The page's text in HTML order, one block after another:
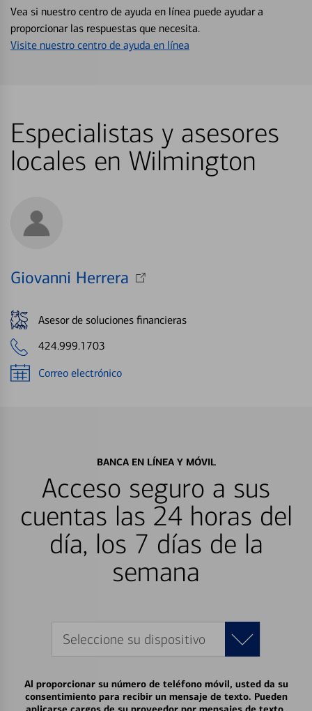
Vea si nuestro centro de ayuda en línea puede ayudar a
proporcionar las respuestas que necesita.
Visite nuestro centro de ayuda en línea
Especialistas y asesores
locales en Wilmington
Giovanni Herrera
Asesor de soluciones financieras
424.999.1703
Correo electrónico
BANCA EN LÍNEA Y MÓVIL
Acceso seguro a sus
cuentas las 24 horas del
día, los 7 días de la
semana
Seleccione su dispositivo
Al proporcionar su número de teléfono móvil, usted da su
consentimiento para recibir un mensaje de texto. Pueden